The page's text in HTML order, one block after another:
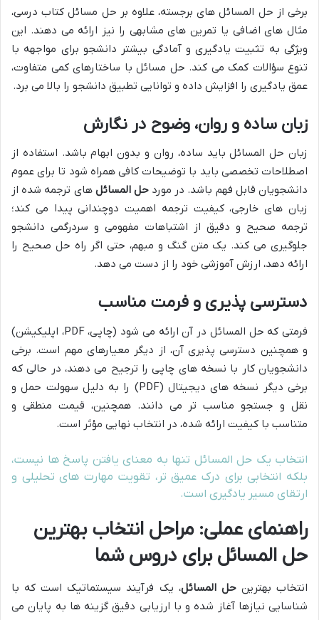
برخی از حل المسائل های برجسته، علاوه بر حل مسائل کتاب درسی،
مثال های اضافی یا تمرین های مشابهی را نیز ارائه می دهند. این
ویژگی به تثبیت یادگیری و آمادگی بیشتر دانشجو برای مواجهه با
تنوع سؤالات کمک می کند. حل مسائل با ساختارهای کمی متفاوت،
عمق یادگیری را افزایش داده و توانایی تطبیق دانشجو را بالا می برد.
زبان ساده و روان، وضوح در نگارش
زبان حل المسائل باید ساده، روان و بدون ابهام باشد. استفاده از
اصطلاحات تخصصی باید با توضیحات کافی همراه شود تا برای عموم
دانشجویان قابل فهم باشد. در موردحل المسائل های ترجمه شده از
زبان های خارجی، کیفیت ترجمه اهمیت دوچندانی پیدا می کند؛
ترجمه صحیح و دقیق از اشتباهات مفهومی و سردرگمی دانشجو
جلوگیری می کند. یک متن گنگ و مبهم، حتی اگر راه حل صحیح را
ارائه دهد، ارزش آموزشی خود را از دست می دهد.
دسترسی پذیری و فرمت مناسب
فرمتی که حل المسائل در آن ارائه می شود (چاپی، PDF، اپلیکیشن)
و همچنین دسترسی پذیری آن، از دیگر معیارهای مهم است. برخی
دانشجویان کار با نسخه های چاپی را ترجیح می دهند، در حالی که
برخی دیگر نسخه های دیجیتال (PDF) را به دلیل سهولت حمل و
نقل و جستجو مناسب تر می دانند. همچنین، قیمت منطقی و
متناسب با کیفیت ارائه شده، در انتخاب نهایی مؤثر است.
انتخاب یک حل المسائل تنها به معنای یافتن پاسخ ها نیست،
بلکه انتخابی برای درک عمیق تر، تقویت مهارت های تحلیلی و
ارتقای مسیر یادگیری است.
راهنمای عملی: مراحل انتخاب بهترین
حل المسائل برای دروس شما
انتخاب بهترینحل المسائل، یک فرآیند سیستماتیک است که با
شناسایی نیازها آغاز شده و با ارزیابی دقیق گزینه ها به پایان می